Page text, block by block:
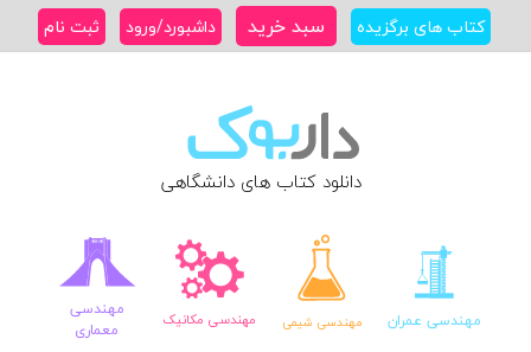
کتاب های برگزیده سبد خرید داشبورد/ورود ثبت نام
دانلود کتاب های دانشگاهی
مهندسی عمران مهندسی شیمی مهندسی مکانیک
مهندسی
معماری